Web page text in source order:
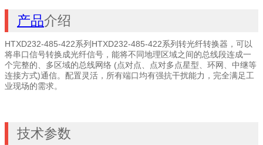
产品介绍
HTXD232-485-422系列HTXD232-485-422系列转光纤转换器，可以
将串口信号转换成光纤信号，能将不同地理区域之间的总线段连成一
个完整的、多区域的总线网络 (点对点、点对多点星型、环网、中继等
连接方式)通信。配置灵活，所有端口均有强抗干扰能力，完全满足工
业现场的需求。
技术参数